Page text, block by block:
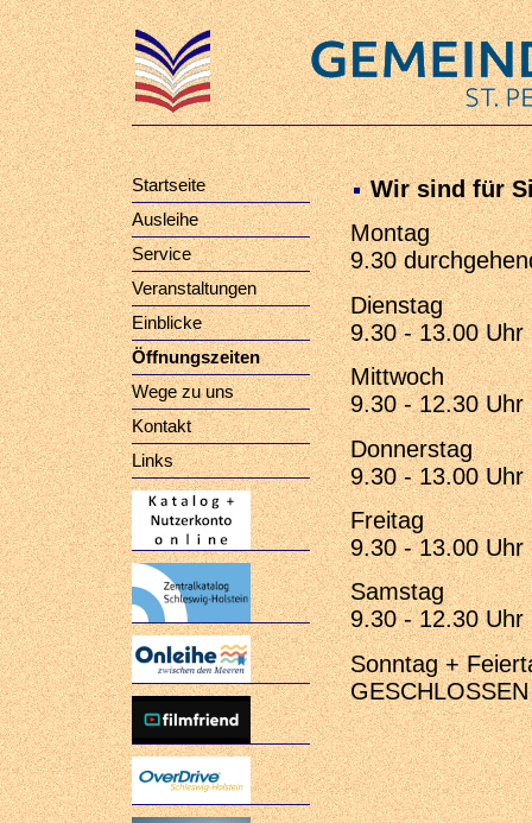
Startseite
Ausleihe
Service
Veranstaltungen
Einblicke
Öffnungszeiten
Wege zu uns
Kontakt
Links
Wir sind für
Montag
9.30
Dienstag
9.30 - 13.00
Mittwoch
9.30 - 12.30 Uhr
Donnerstag
9.30 - 13.00
Freitag
9.30 - 13.00
Samstag
9.30 - 12.30 Uhr
Sonntag +
GESCHLOSSEN